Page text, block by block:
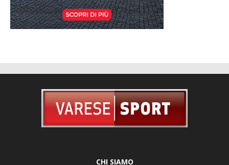
CHI SIAMO